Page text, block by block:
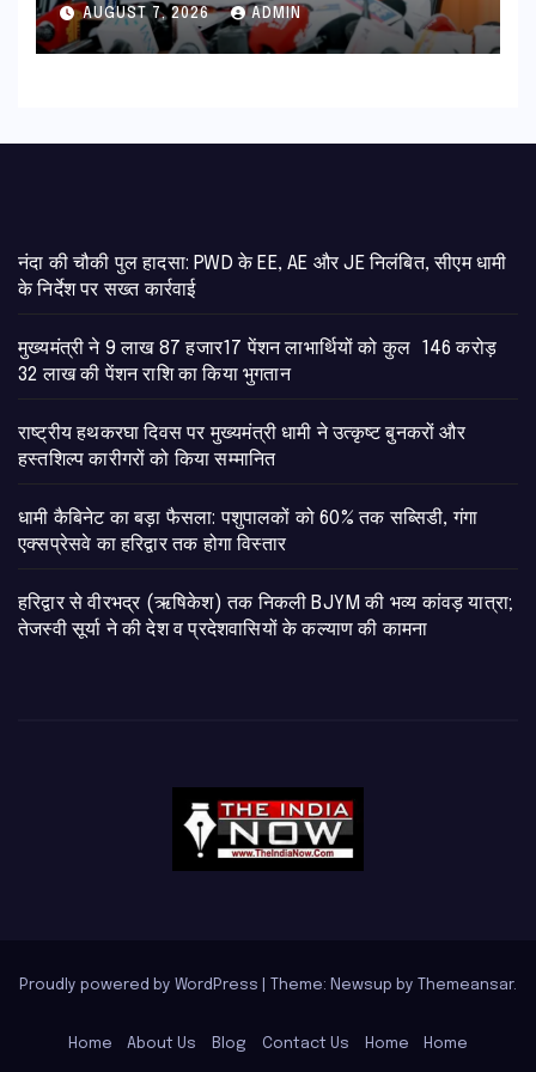
AUGUST 7, 2026 ADMIN
नंदा की चौकी पुल हादसा: PWD के EE, AE और JE निलंबित, सीएम धामी
के निर्देश पर सख्त कार्रवाई
मुख्यमंत्री ने 9 लाख 87 हजार17 पेंशन लाभार्थियों को कुल 146 करोड़
32 लाख की पेंशन राशि का किया भुगतान
राष्ट्रीय हथकरघा दिवस पर मुख्यमंत्री धामी ने उत्कृष्ट बुनकरों और
हस्तशिल्प कारीगरों को किया सम्मानित
​धामी कैबिनेट का बड़ा फैसला: पशुपालकों को 60% तक सब्सिडी, गंगा
एक्सप्रेसवे का हरिद्वार तक होगा विस्तार
​हरिद्वार से वीरभद्र (ऋषिकेश) तक निकली BJYM की भव्य कांवड़ यात्रा;
तेजस्वी सूर्या ने की देश व प्रदेशवासियों के कल्याण की कामना
Proudly powered by WordPress Theme: Newsup by Themeansar.
Home About Us Blog Contact Us Home Home